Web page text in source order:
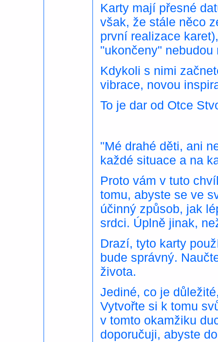
Karty mají přesné
však, že stále něco
první realizace
"ukončeny" nebudou
Kdykoli s nimi
vibrace, novou
To je dar od Otce
"Mé drahé děti, ani
každé situace a na
Proto vám v tuto
tomu, abyste se ve
účinný způsob, jak
srdci. Úplně jinak,
Drazí, tyto karty
bude správný.
života.
Jediné, co je
Vytvořte si k tomu
v tomto okamžiku
doporučuji, abyste